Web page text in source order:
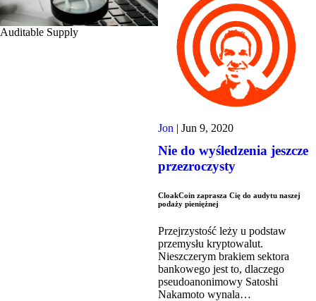
Auditable Supply
Jon | Jun 9, 2020
Nie do wyśledzenia jeszcze
przezroczysty
CloakCoin zaprasza Cię do audytu naszej
podaży pieniężnej
Przejrzystość leży u podstaw
przemysłu kryptowalut.
Nieszczerym brakiem sektora
bankowego jest to, dlaczego
pseudoanonimowy Satoshi
Nakamoto wynala…